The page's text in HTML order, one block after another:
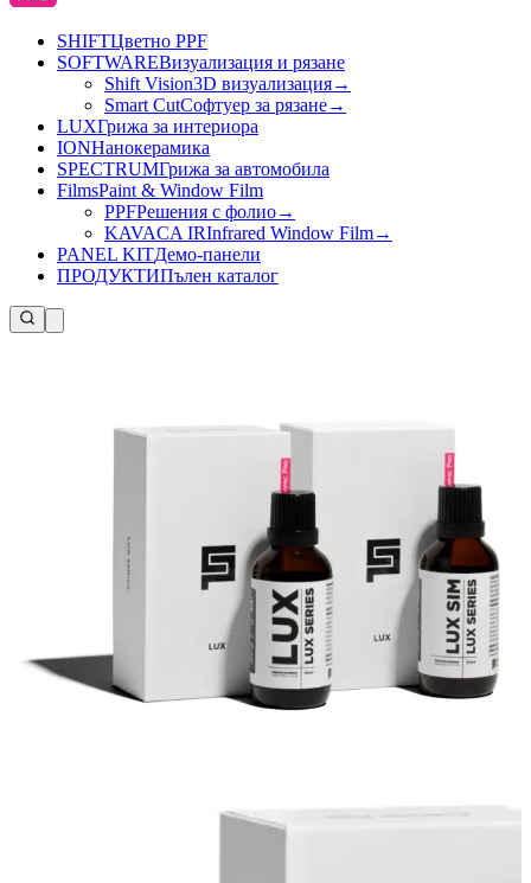
SHIFTЦветно PPF
SOFTWAREВизуализация и рязане
Shift Vision3D визуализация→
Smart CutСофтуер за рязане→
LUXГрижа за интериора
IONНанокерамика
SPECTRUMГрижа за автомобила
FilmsPaint & Window Film
PPFРешения с фолио→
KAVACA IRInfrared Window Film→
PANEL KITДемо-панели
ПРОДУКТИПълен каталог